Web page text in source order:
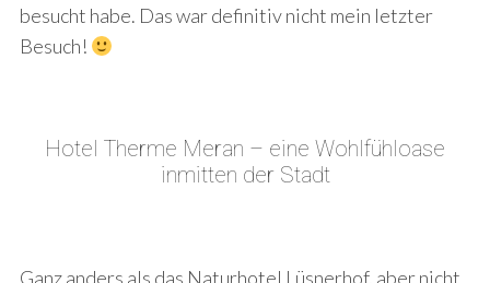
besucht habe. Das war definitiv nicht mein letzter
Besuch!
Hotel Therme Meran – eine Wohlfühloase
inmitten der Stadt
Ganz anders als das Naturhotel Lüsnerhof, aber nicht